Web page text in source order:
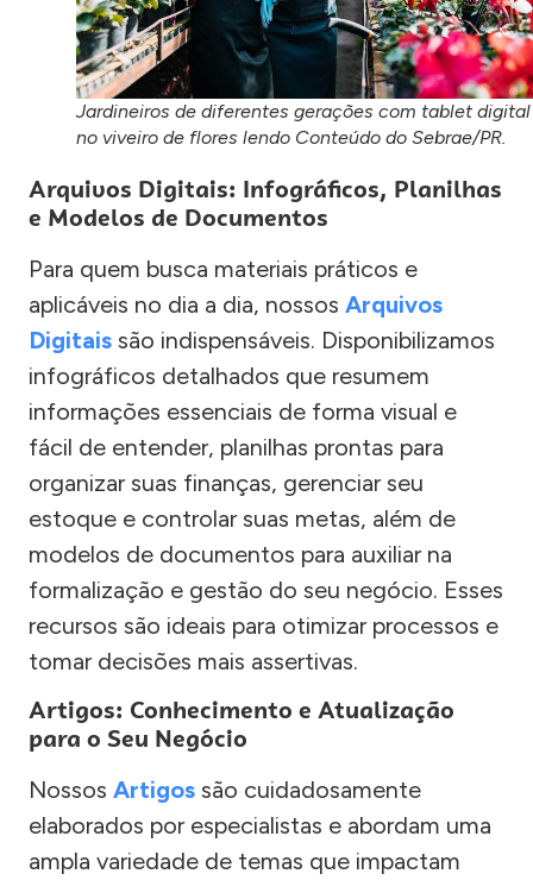
Jardineiros de diferentes gerações com tablet digital
no viveiro de flores lendo Conteúdo do Sebrae/PR.
Arquivos Digitais: Infográficos, Planilhas
e Modelos de Documentos
Para quem busca materiais práticos e
aplicáveis no dia a dia, nossos Arquivos
Digitais são indispensáveis. Disponibilizamos
infográficos detalhados que resumem
informações essenciais de forma visual e
fácil de entender, planilhas prontas para
organizar suas finanças, gerenciar seu
estoque e controlar suas metas, além de
modelos de documentos para auxiliar na
formalização e gestão do seu negócio. Esses
recursos são ideais para otimizar processos e
tomar decisões mais assertivas.
Artigos: Conhecimento e Atualização
para o Seu Negócio
Nossos Artigos são cuidadosamente
elaborados por especialistas e abordam uma
ampla variedade de temas que impactam